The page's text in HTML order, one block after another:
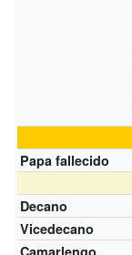
Papa fallecido
Decano
Vicedecano
Camarlengo